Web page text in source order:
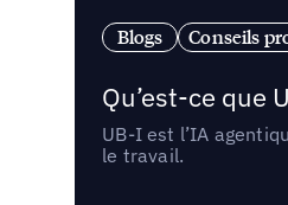
Blogs Conseils
Qu’est-ce que
UB-I est l’IA
le travail.